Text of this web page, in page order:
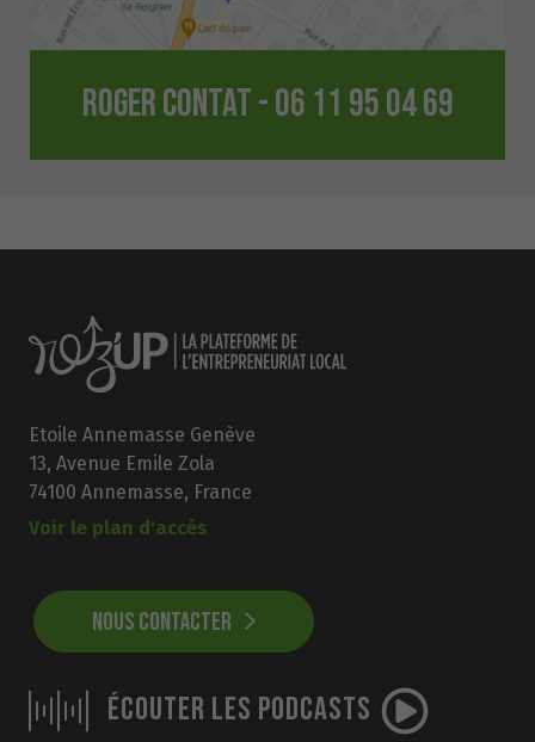
ROGER CONTAT - 06 11 95 04 69
Etoile Annemasse Genève
13, Avenue Emile Zola
74100 Annemasse, France
Voir le plan d'accès
NOUS CONTACTER
ÉCOUTER LES PODCASTS